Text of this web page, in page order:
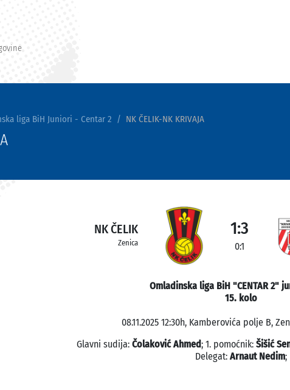
liga BiH Juniori - Centar 2 NK ČELIK-NK KRIVAJA
NK ČELIK
Zenica
1:3
0:1
Omladinska liga BiH "CENTAR 2"
15. kolo
08.11.2025 12:30h, Kamberovića polje B,
Glavni sudija: Čolaković Ahmed; 1. pomoćnik: Šišić
Delegat: Arnaut Nedim;